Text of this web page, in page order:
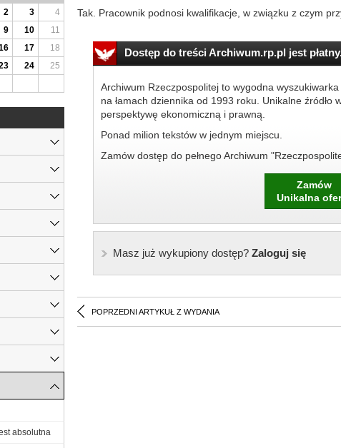
Tak. Pracownik podnosi kwalifikacje, w związku z czym
Dostęp do treści Archiwum.rp.pl jest
Archiwum Rzeczpospolitej to wygodna
na łamach dziennika od 1993 roku. Unikalne źródło
perspektywę ekonomiczną i prawną.
Ponad milion tekstów w jednym miejscu.
Zamów dostęp do pełnego Archiwum
Zamów
Unikalna
Masz już wykupiony dostęp?Zaloguj się
POPRZEDNI ARTYKUŁ Z WYDANIA
2 3
4
9 10
11
17
18
24
25
absolutna